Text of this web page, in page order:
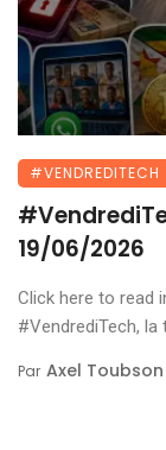
#VENDREDITECH
19/06/2026
Click here to read
#VendrediTech, la
Par Axel Toubson